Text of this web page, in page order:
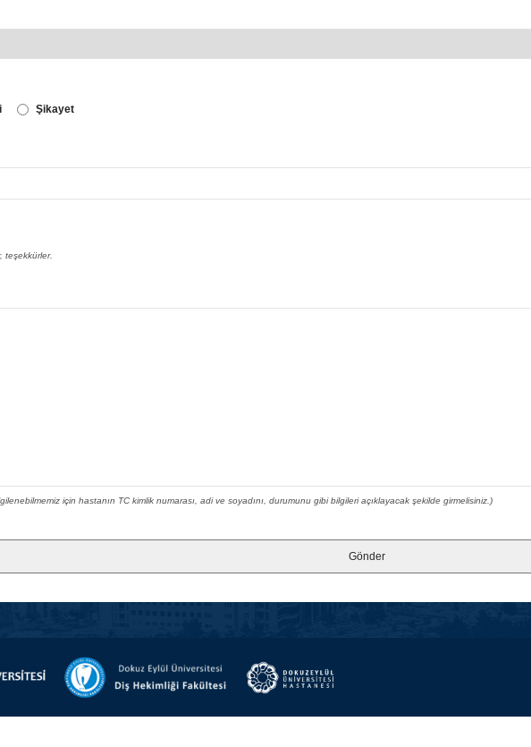
Şikayet
teşekkürler.
için hastanın TC kimlik numarası, adi ve soyadını, durumunu gibi bilgileri açıklayacak şekilde girmelisiniz.)
Gönder